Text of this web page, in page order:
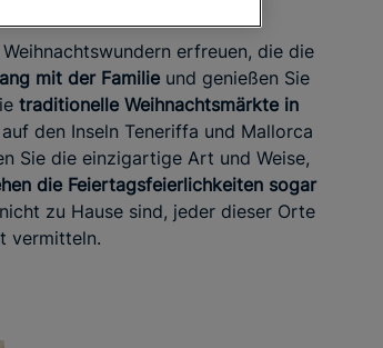
erfreuen, die die
mit der Familie und genießen Sie
traditionelle Weihnachtsmärkte in
den Inseln Teneriffa und Mallorca
Sie die einzigartige Art und Weise,
die Feiertagsfeierlichkeiten sogar
zu Hause sind, jeder dieser Orte
vermitteln.